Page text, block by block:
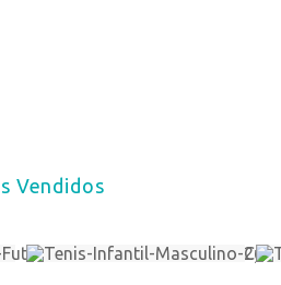
Vendidos